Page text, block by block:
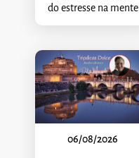
do estresse na mente
06/08/2026